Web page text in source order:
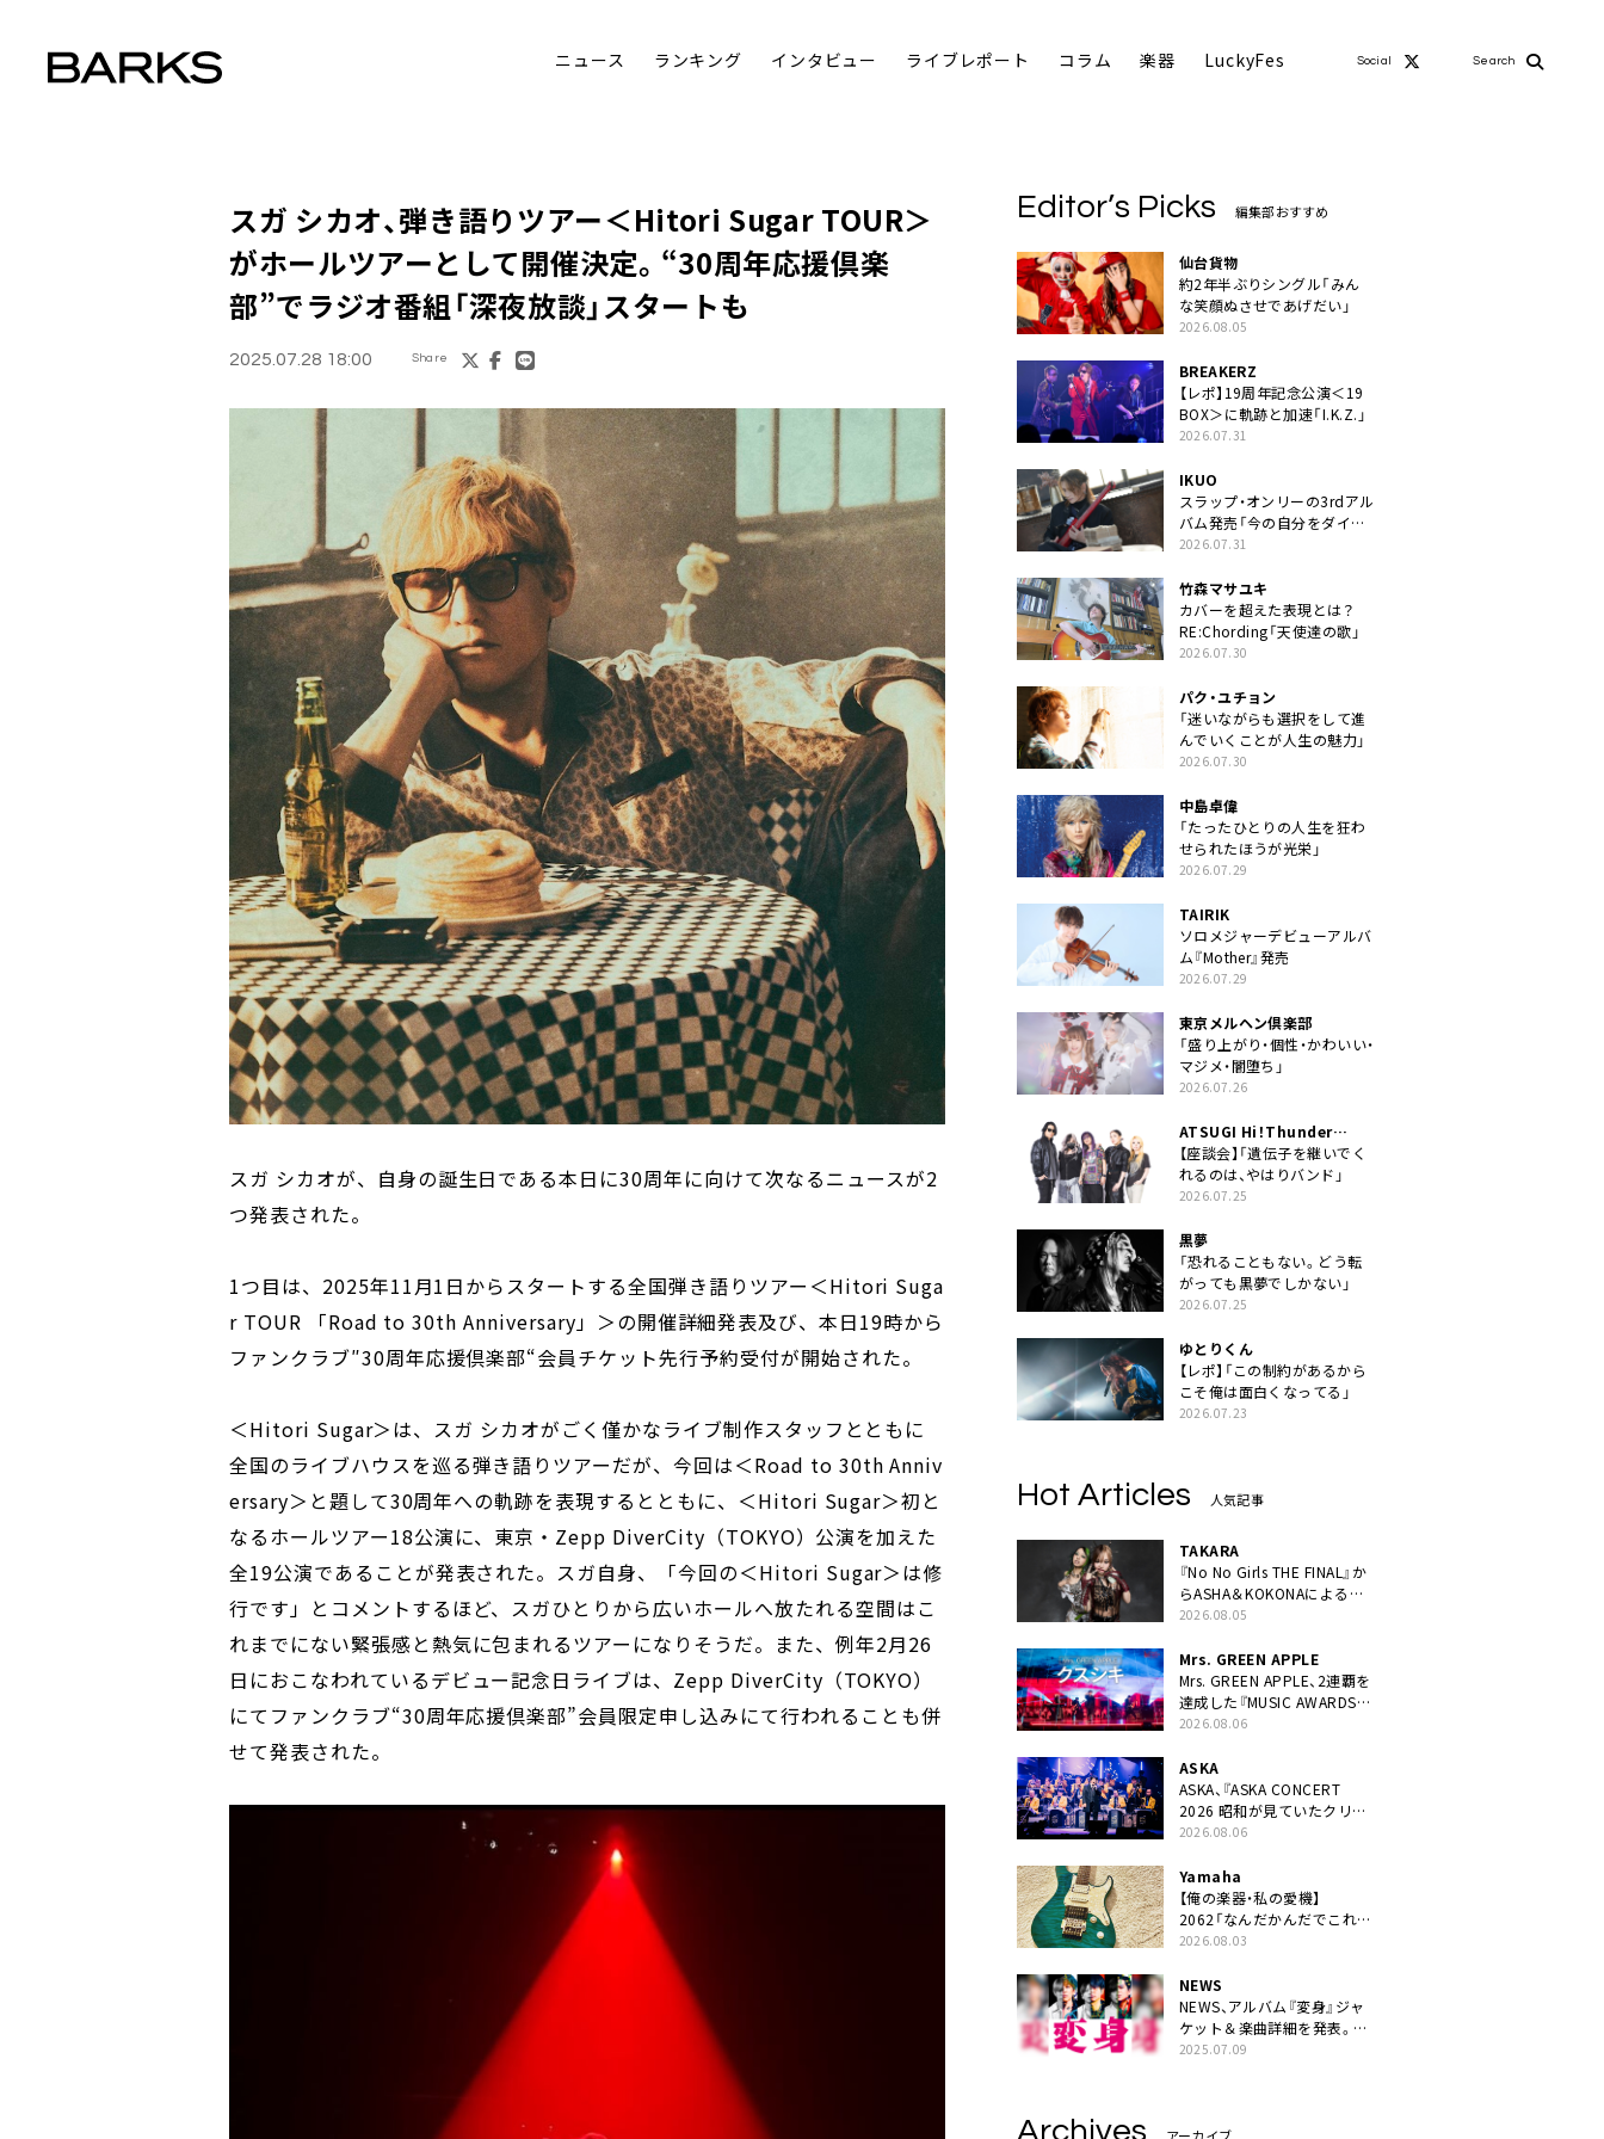
ニュース ランキング インタビュー ライブレポート コラム 楽器 LuckyFes Social Search
スガ シカオ、弾き語りツアー＜Hitori Sugar TOUR＞
がホールツアーとして開催決定。“30周年応援倶楽
部”でラジオ番組「深夜放談」スタートも
2025.07.28 18:00 Share
スガ シカオが、自身の誕生日である本日に30周年に向けて次なるニュースが2
つ発表された。
1つ目は、2025年11月1日からスタートする全国弾き語りツアー＜Hitori Suga
r TOUR 「Road to 30th Anniversary」＞の開催詳細発表及び、本日19時から
ファンクラブ″30周年応援倶楽部“会員チケット先行予約受付が開始された。
＜Hitori Sugar＞は、スガ シカオがごく僅かなライブ制作スタッフとともに
全国のライブハウスを巡る弾き語りツアーだが、今回は＜Road to 30th Anniv
ersary＞と題して30周年への軌跡を表現するとともに、＜Hitori Sugar＞初と
なるホールツアー18公演に、東京・Zepp DiverCity（TOKYO）公演を加えた
全19公演であることが発表された。スガ自身、「今回の＜Hitori Sugar＞は修
行です」とコメントするほど、スガひとりから広いホールへ放たれる空間はこ
れまでにない緊張感と熱気に包まれるツアーになりそうだ。また、例年2月26
日におこなわれているデビュー記念日ライブは、Zepp DiverCity（TOKYO）
にてファンクラブ“30周年応援倶楽部”会員限定申し込みにて行われることも併
せて発表された。
Editor’s Picks 編集部おすすめ
仙台貨物
約2年半ぶりシングル「みん
な笑顔ぬさせであげだい」
2026.08.05
BREAKERZ
【レポ】19周年記念公演＜19
BOX＞に軌跡と加速「I.K.Z.」
2026.07.31
IKUO
スラップ・オンリーの3rdアル
バム発売「今の自分をダイレ
クトに」
2026.07.31
竹森マサユキ
カバーを超えた表現とは？
RE:Chording「天使達の歌」
2026.07.30
パク・ユチョン
「迷いながらも選択をして進
んでいくことが人生の魅力」
2026.07.30
中島卓偉
「たったひとりの人生を狂わ
せられたほうが光栄」
2026.07.29
TAIRIK
ソロメジャーデビューアルバ
ム『Mother』発売
2026.07.29
東京メルヘン倶楽部
「盛り上がり・個性・かわいい・
マジメ・闇堕ち」
2026.07.26
ATSUGI Hi！Thunder
Rock Festival
【座談会】「遺伝子を継いでく
れるのは、やはりバンド」
2026.07.25
黒夢
「恐れることもない。どう転
がっても黒夢でしかない」
2026.07.25
ゆとりくん
【レポ】「この制約があるから
こそ俺は面白くなってる」
2026.07.23
Hot Articles 人気記事
TAKARA
『No No Girls THE FINAL』か
らASHA＆KOKONAによるユ
ニット・TAKARAがデビュー
2026.08.05
Mrs. GREEN APPLE
Mrs. GREEN APPLE、2連覇を
達成した『MUSIC AWARDS
JAPAN 2026』での「クスシ
YouTube公開
2026.08.06
ASKA
ASKA、『ASKA CONCERT
2026 昭和が見ていたクリス
マス!? 』発売＆上映決定
2026.08.06
Yamaha
【俺の楽器・私の愛機】
2062「なんだかんだでこれが
1番」
2026.08.03
NEWS
NEWS、アルバム『変身』ジャ
ケット＆楽曲詳細を発表。ナ
レーションは⼭寺宏⼀
2025.07.09
Archives